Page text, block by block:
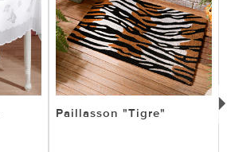
Paillasson "Tigre"